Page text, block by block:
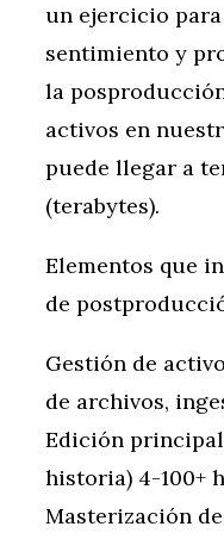
un ejercicio
sentimiento y
la
activos en
puede llegar a
(terabytes).
Elementos que
de
Gestión de
de archivos,
Edición
historia) 4-100+
Masterización